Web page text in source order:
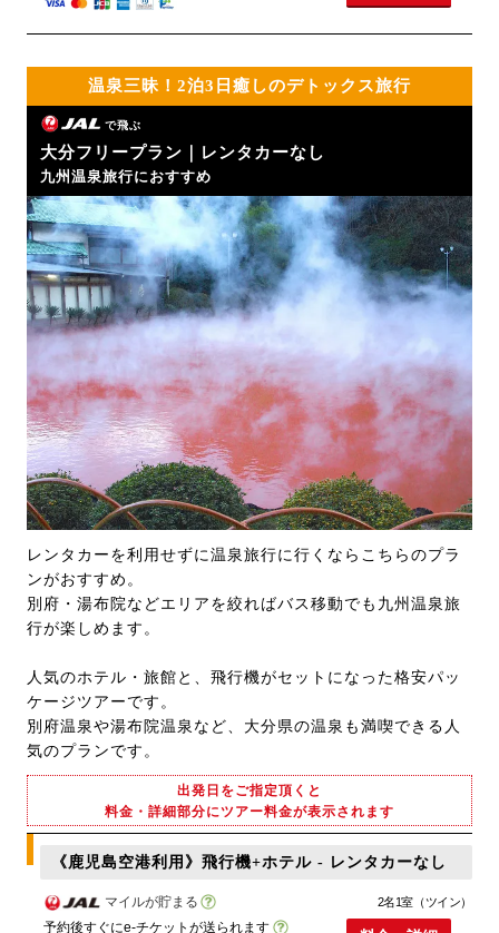
温泉三昧！2泊3日癒しのデトックス旅行
で飛ぶ
大分フリープラン｜レンタカーなし
九州温泉旅行におすすめ
レンタカーを利用せずに温泉旅行に行くならこちらのプラ
ンがおすすめ。
別府・湯布院などエリアを絞ればバス移動でも九州温泉旅
行が楽しめます。
人気のホテル・旅館と、飛行機がセットになった格安パッ
ケージツアーです。
別府温泉や湯布院温泉など、大分県の温泉も満喫できる人
気のプランです。
出発日をご指定頂くと
料金・詳細部分にツアー料金が表示されます
《鹿児島空港利用》飛行機+ホテル - レンタカーなし
マイルが貯まる
予約後すぐにe-チケットが送られます
2名1室（ツイン）